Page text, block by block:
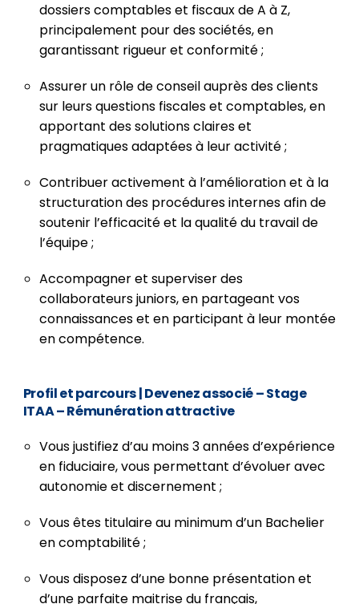
dossiers comptables et fiscaux de A à Z,
principalement pour des sociétés, en
garantissant rigueur et conformité ;
Assurer un rôle de conseil auprès des clients
sur leurs questions fiscales et comptables, en
apportant des solutions claires et
pragmatiques adaptées à leur activité ;
Contribuer activement à l’amélioration et à la
structuration des procédures internes afin de
soutenir l’efficacité et la qualité du travail de
l’équipe ;
Accompagner et superviser des
collaborateurs juniors, en partageant vos
connaissances et en participant à leur montée
en compétence.
Profil et parcours| Devenez associé – Stage
ITAA – Rémunération attractive
Vous justifiez d’au moins 3 années d’expérience
en fiduciaire, vous permettant d’évoluer avec
autonomie et discernement ;
Vous êtes titulaire au minimum d’un Bachelier
en comptabilité ;
Vous disposez d’une bonne présentation et
d’une parfaite maitrise du français,